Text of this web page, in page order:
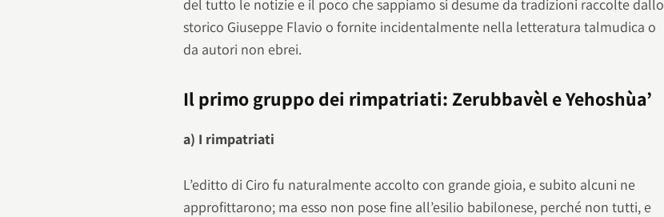
del tutto le notizie e il poco che sappiamo si desume da tradizioni raccolte dallo
storico Giuseppe Flavio o fornite incidentalmente nella letteratura talmudica o
da autori non ebrei.
Il primo gruppo dei rimpatriati: Zerubbavèl e Yehoshùa’
a) I rimpatriati
L’editto di Ciro fu naturalmente accolto con grande gioia, e subito alcuni ne
approfittarono; ma esso non pose fine all’esilio babilonese, perché non tutti, e